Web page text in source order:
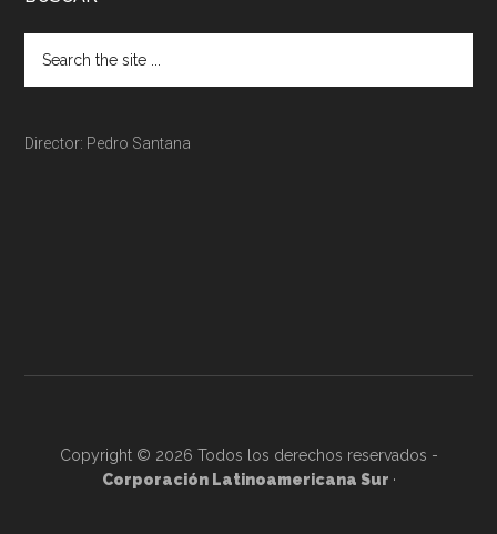
Director: Pedro Santana
Copyright © 2026 Todos los derechos reservados -
Corporación Latinoamericana Sur ·